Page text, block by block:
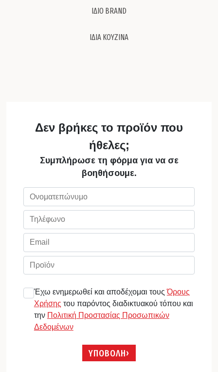
ΙΔΙΟ BRAND
ΙΔΙΑ ΚΟΥΖΙΝΑ
Δεν βρήκες το προϊόν που
ήθελες;
Συμπλήρωσε τη φόρμα για να σε
βοηθήσουμε.
Έχω ενημερωθεί και αποδέχομαι τουςΌρους
Χρήσης του παρόντος διαδικτυακού τόπου και
την Πολιτική Προστασίας Προσωπικών
Δεδομένων
ΥΠΟΒΟΛΗ